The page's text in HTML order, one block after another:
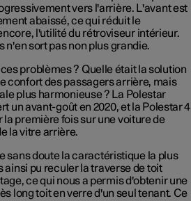
vers l'arrière. L'avant est
abaissé, ce qui réduit le
l'utilité du rétroviseur intérieur.
n'en sort pas non plus grandie.
problèmes ? Quelle était la solution
confort des passagers arrière, mais
plus harmonieuse ? La Polestar
un avant-goût en 2020, et la Polestar 4
première fois sur une voiture de
la vitre arrière.
sans doute la caractéristique la plus
ainsi pu reculer la traverse de toit
ce qui nous a permis d'obtenir une
long toit en verre d'un seul tenant. Ce